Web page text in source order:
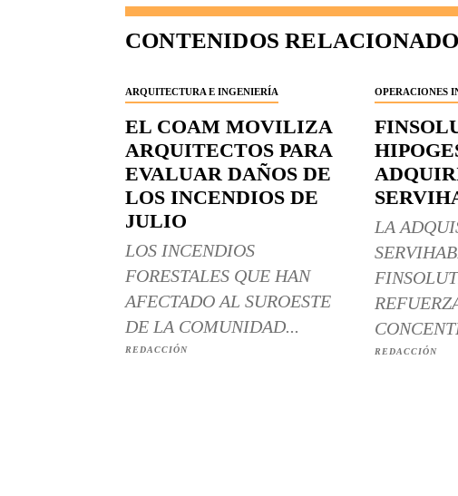
CONTENIDOS
ARQUITECTURA E INGENIERÍA
EL COAM MOVILIZA
ARQUITECTOS PARA
EVALUAR DAÑOS DE
LOS INCENDIOS DE
JULIO
LOS INCENDIOS
FORESTALES QUE HAN
AFECTADO AL SUROESTE
DE LA COMUNIDAD...
REDACCIÓN
OPERACIONES
LA
REDACCIÓN